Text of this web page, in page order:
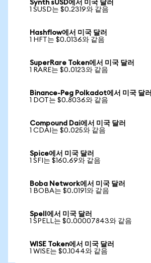
Synth sUSD에서 미국 달러
1 SUSD는 $0.2319와 같음
Hashflow에서 미국 달러
1 HFT는 $0.0136와 같음
SuperRare Token에서 미국 달러
1 RARE는 $0.0123와 같음
Binance-Peg Polkadot에서 미국 달러
1 DOT는 $0.8036와 같음
Compound Dai에서 미국 달러
1 CDAI는 $0.025와 같음
Spice에서 미국 달러
1 SFI는 $160.69와 같음
Boba Network에서 미국 달러
1 BOBA는 $0.0191와 같음
Spell에서 미국 달러
1 SPELL는 $0.00007843와 같음
WISE Token에서 미국 달러
1 WISE는 $0.1044와 같음